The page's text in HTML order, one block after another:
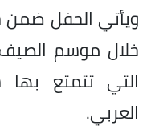
ويأتي الحفل ضمن
خلال موسم
التي تتمتع
العربي.